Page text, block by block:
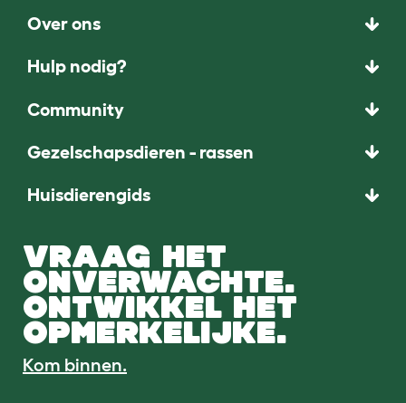
Over ons
Hulp nodig?
Community
Gezelschapsdieren - rassen
Huisdierengids
VRAAG HET
ONVERWACHTE.
ONTWIKKEL HET
OPMERKELIJKE.
Kom binnen.